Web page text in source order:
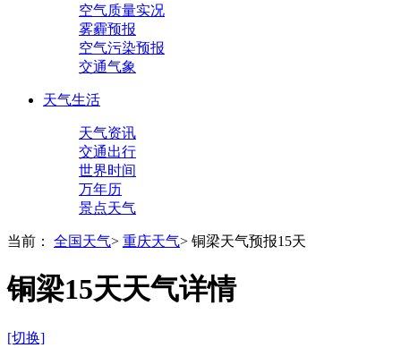
空气质量实况
雾霾预报
空气污染预报
交通气象
天气生活
天气资讯
交通出行
世界时间
万年历
景点天气
当前： 全国天气> 重庆天气> 铜梁天气预报15天
铜梁15天天气详情
[切换]